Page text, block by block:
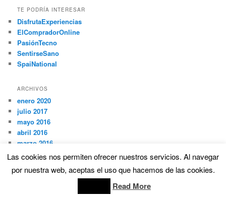
TE PODRÍA INTERESAR
DisfrutaExperiencias
ElCompradorOnline
PasiónTecno
SentirseSano
SpaiNational
ARCHIVOS
enero 2020
julio 2017
mayo 2016
abril 2016
marzo 2016
febrero 2016
diciembre 2015
Las cookies nos permiten ofrecer nuestros servicios. Al navegar
por nuestra web, aceptas el uso que hacemos de las cookies.
Read More